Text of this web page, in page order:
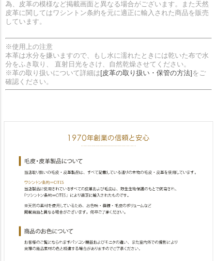
為、皮革の模様など掲載画面と異なる場合がございます。また天然
皮革に関してはワシントン条約を元に適正に輸入された商品を販売
しています。
※使用上の注意
本革は水分を嫌いますので、もし水に濡れたときには乾いた布で水
分をふき取り、 直射日光をさけ、自然乾燥させてください。
※革の取り扱いについて詳細は[皮革の取り扱い・保管の方法]をご
確認ください。